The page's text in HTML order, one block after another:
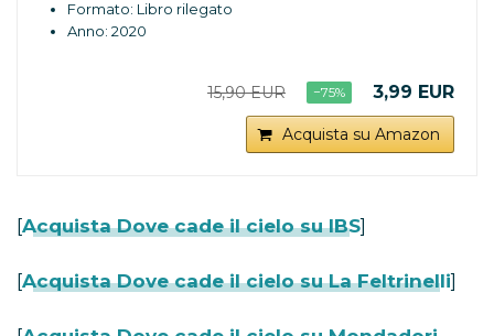
Formato: Libro rilegato
Anno: 2020
15,90 EUR −75% 3,99 EUR
Acquista su Amazon
[Acquista Dove cade il cielo su IBS]
[Acquista Dove cade il cielo su La Feltrinelli]